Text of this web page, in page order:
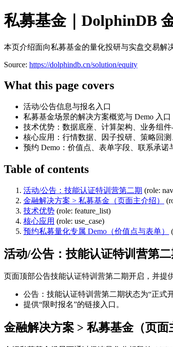
私募基金｜DolphinDB
本页介绍面向私募基金的量化投研与实盘交易解
Source: https://dolphindb.cn/solution/equity
What this page covers
活动/公告信息与报名入口
私募基金场景的解决方案概览与 Demo 入口
技术优势：数据底座、计算架构、业务组
核心应用：行情数据、因子投研、策略回
预约 Demo：价值点、表单字段、联系承诺
Table of contents
活动/公告：技能认证特训营第二期 (role:
金融解决方案 > 私募基金（页面主介绍）
技术优势 (role: feature_list)
核心应用 (role: use_case)
预约私募量化专属 Demo（价值点与表单）
活动/公告：技能认证特训营第二
页面顶部公告技能认证特训营第二期开启，并提
公告：技能认证特训营第二期状态为“正式开
提供“限时报名”的链接入口。
金融解决方案 > 私募基金（页面